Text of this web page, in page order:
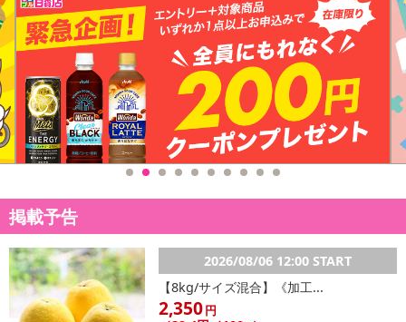
掲載予告
2026/08/06 12:00 START
【8kg/サイズ混合】《加工...
2,350円